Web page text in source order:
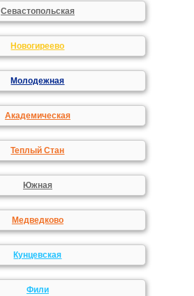
Севастопольская
Новогиреево
Молодежная
Академическая
Теплый Стан
Южная
Медведково
Кунцевская
Фили